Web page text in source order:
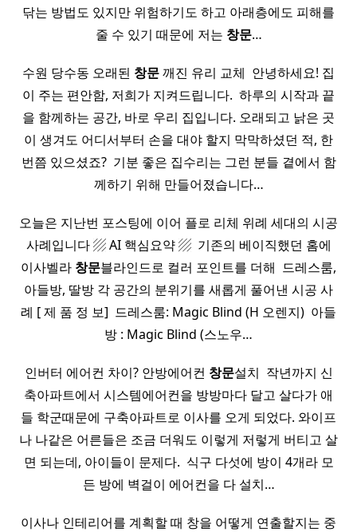
닦는 방법도 있지만 위험하기도 하고 아래층에도 피해를
줄 수 있기 때문에 저는 창문…
수원 당수동 오래된 창문깨진 유리 교체 ​ 안녕하세요! 집
이 주는 편안함, 저희가 지켜드립니다. ​ 하루의 시작과 끝
을 함께하는 공간, 바로 우리 집입니다. 오래되고 낡은 곳
이 생겨도 어디서부터 손을 대야 할지 막막하셨던 적, 한
번쯤 있으셨죠? ​ 기분 좋은 집수리는 그런 분들 곁에서 함
께하기 위해 만들어졌습니다…
오늘은 지난번 포스팅에 이어 플로 리체 위례 세대의 시공
사례입니다 ▨ AI 핵심요약 ▨ ​ 기존의 베이직했던 홈에
이사벨라 창문블라인드로 컬러 포인트를 더해 ​ 드레스룸,
아들방, 딸방 각 공간의 분위기를 새롭게 풀어낸 시공 사
례 [ 제 품 정 보] ​ 드레스룸: Magic Blind (H 오렌지) ​ 아들
방 : Magic Blind (스노우…
인버터 에어컨 차이? 안방에어컨 창문설치 ​ 작년까지 신
축아파트에서 시스템에어컨을 방방마다 달고 살다가 애
들 학군때문에 구축아파트로 이사를 오게 되었다. 와이프
나 나같은 어른들은 조금 더워도 이렇게 저렇게 버티고 살
면 되는데, 아이들이 문제다.​ ​ 식구 다섯에 방이 4개라 모
든 방에 벽걸이 에어컨을 다 설치…
이사나 인테리어를 계획할 때 창을 어떻게 연출할지는 중